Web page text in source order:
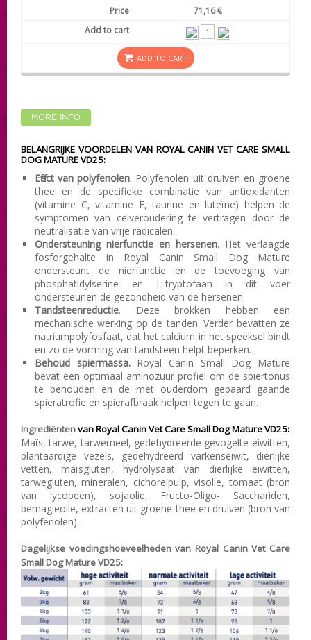
71,16 €
ADD TO CART
MORE INFO
BELANGRIJKE VOORDELEN VAN ROYAL CANIN VET CARE SMALL
DOG MATURE VD25:
Effect van polyfenolen. Polyfenolen uit druiven en groene
thee en de specifieke combinatie van antioxidanten
(vitamine C, vitamine E, taurine en luteïne) helpen de
symptomen van celveroudering te vertragen door de
neutralisatie van vrije radicalen.
Ondersteuning nierfunctie en hersenen. Het verlaagde
fosforgehalte in Royal Canin Small Dog Mature
ondersteunt de nierfunctie en de toevoeging van
phosphatidylserine en L-tryptofaan in dit voer
ondersteunen de gezondheid van de hersenen.
Tandsteenreductie. Deze brokken hebben een
mechanische werking op de tanden. Verder bevatten ze
natriumpolyfosfaat, dat het calcium in het speeksel bindt
en zo de vorming van tandsteen helpt beperken.
Behoud spiermassa.Royal Canin Small Dog Mature
bevat een optimaal aminozuur profiel om de spiertonus
te behouden en de met ouderdom gepaard gaande
spieratrofie en spierafbraak helpen tegen te gaan.
Ingrediëntenvan Royal Canin Vet Care Small Dog Mature VD25:
Maïs, tarwe, tarwemeel, gedehydreerde gevogelte-eiwitten,
plantaardige vezels, gedehydreerd varkenseiwit, dierlijke
vetten, maïsgluten, hydrolysaat van dierlijke eiwitten,
tarwegluten, mineralen, cichoreipulp, visolie, tomaat (bron
van lycopeen), sojaolie, Fructo-Oligo- Sacchariden,
bernagieolie, extracten uit groene thee en druiven (bron van
polyfenolen).
Dagelijkse voedingshoeveelheden van Royal Canin Vet Care
Small Dog Mature VD25: